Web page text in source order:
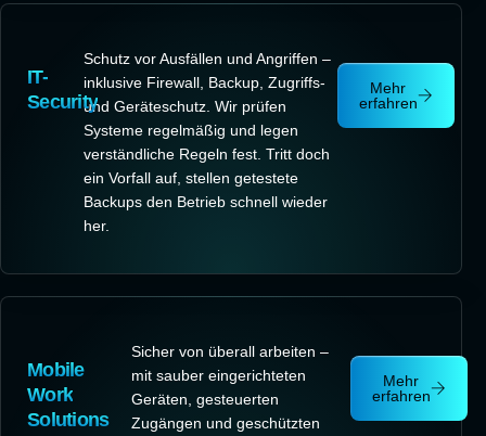
IT-
Security
Schutz vor Ausfällen und Angriffen –
inklusive Firewall, Backup, Zugriffs-
und Geräteschutz. Wir prüfen
Systeme regelmäßig und legen
verständliche Regeln fest. Tritt doch
ein Vorfall auf, stellen getestete
Backups den Betrieb schnell wieder
her.
Mehr
erfahren
Mobile
Work
Solutions
Sicher von überall arbeiten –
mit sauber eingerichteten
Geräten, gesteuerten
Zugängen und geschützten
Mehr
erfahren